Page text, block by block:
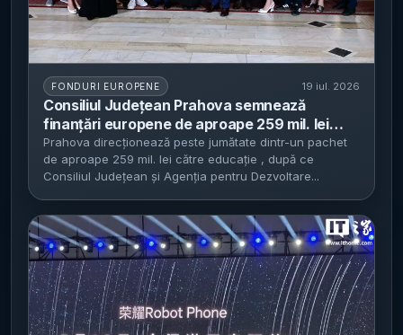
FONDURI EUROPENE 19 iul. 2026
Consiliul Județean Prahova semnează
finanțări europene de aproape 259 mil. lei
pentru 16 proiecte - Educația primește 145,4
mil. lei, peste 56% din buget, prin Programul
Regional Sud-Muntenia 2021–2027
Prahova direcționează peste jumătate dintr-un pachet
de aproape 259 mil. lei către educație , după ce
Consiliul Județean și Agenția pentru Dezvoltare...